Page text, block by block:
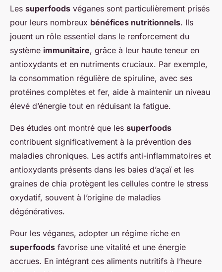
Les superfoods véganes sont particulièrement prisés
pour leurs nombreux bénéfices nutritionnels. Ils
jouent un rôle essentiel dans le renforcement du
système immunitaire, grâce à leur haute teneur en
antioxydants et en nutriments cruciaux. Par exemple,
la consommation régulière de spiruline, avec ses
protéines complètes et fer, aide à maintenir un niveau
élevé d’énergie tout en réduisant la fatigue.
Des études ont montré que les superfoods
contribuent significativement à la prévention des
maladies chroniques. Les actifs anti-inflammatoires et
antioxydants présents dans les baies d’açaï et les
graines de chia protègent les cellules contre le stress
oxydatif, souvent à l’origine de maladies
dégénératives.
Pour les véganes, adopter un régime riche en
superfoods favorise une vitalité et une énergie
accrues. En intégrant ces aliments nutritifs à l’heure